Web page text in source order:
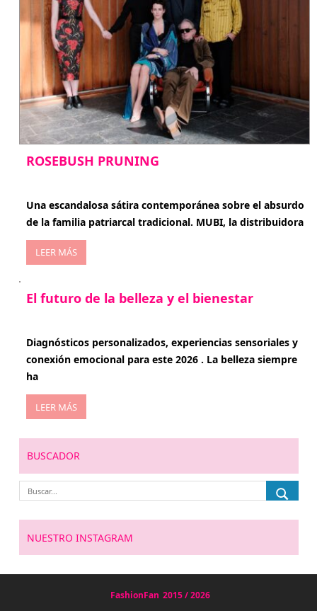
ROSEBUSH PRUNING
Una escandalosa sátira contemporánea sobre el absurdo
de la familia patriarcal tradicional. MUBI, la distribuidora
LEER MÁS
El futuro de la belleza y el bienestar
Diagnósticos personalizados, experiencias sensoriales y
conexión emocional para este 2026 . La belleza siempre
ha
LEER MÁS
BUSCADOR
NUESTRO INSTAGRAM
FashionFan 2015 / 2026